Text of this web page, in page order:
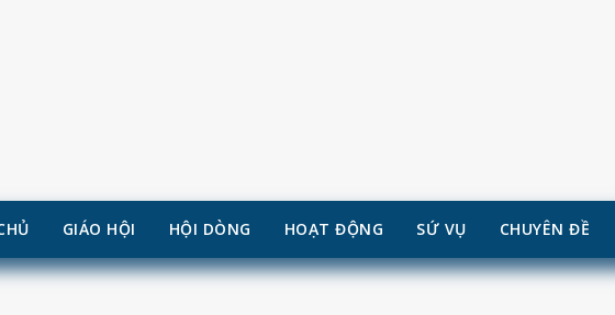
GIÁO HỘI HỘI DÒNG HOẠT ĐỘNG SỨ VỤ CHUYÊN ĐỀ